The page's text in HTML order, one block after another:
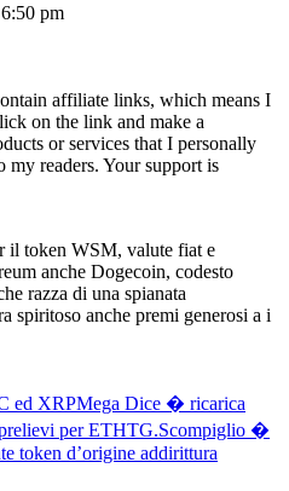
pm
affiliate links, which means I
on the link and make a
or services that I personally
my readers. Your support is
il token WSM, valute fiat e
anche Dogecoin, codesto
razza di una spianata
spiritoso anche premi generosi a i
ed XRPMega Dice � ricarica
per ETHTG.Scompiglio �
token d’origine addirittura